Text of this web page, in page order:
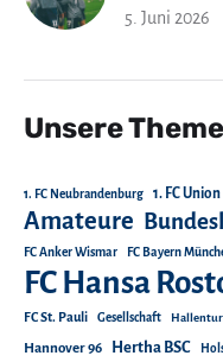
5. Juni 2026
Unsere
1. FC Neubrandenburg 1. FC
Amateure
FC Anker Wismar FC Bayern
FC Hansa
FC St. Pauli Gesellschaft
Hannover 96 Hertha BSC